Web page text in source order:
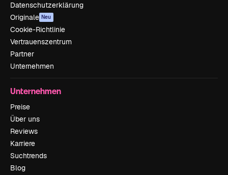
Datenschutzerklärung
Originale Neu
Cookie-Richtlinie
Vertrauenszentrum
Partner
Unternehmen
Unternehmen
Preise
Über uns
Reviews
Karriere
Suchtrends
Blog